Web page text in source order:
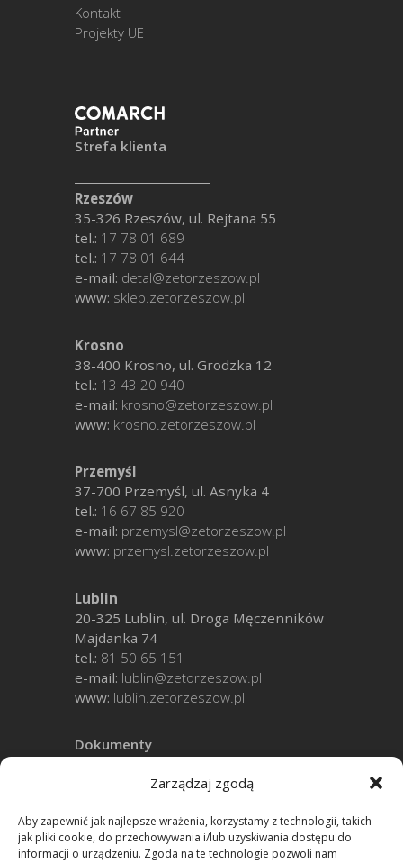
Zarządzaj zgodą
Aby zapewnić jak najlepsze wrażenia, korzystamy z technologii, takich
jak pliki cookie, do przechowywania i/lub uzyskiwania dostępu do
informacji o urządzeniu. Zgoda na te technologie pozwoli nam
Kontakt
Projekty UE
Strefa klienta
Rzeszów
35-326 Rzeszów, ul. Rejtana 55
tel.: 17 78 01 689
tel.: 17 78 01 644
e-mail: detal@zetorzeszow.pl
www: sklep.zetorzeszow.pl
Krosno
38-400 Krosno, ul. Grodzka 12
tel.: 13 43 20 940
e-mail: krosno@zetorzeszow.pl
www: krosno.zetorzeszow.pl
Przemyśl
37-700 Przemyśl, ul. Asnyka 4
tel.: 16 67 85 920
e-mail: przemysl@zetorzeszow.pl
www: przemysl.zetorzeszow.pl
Lublin
20-325 Lublin, ul. Droga Męczenników
Majdanka 74
tel.: 81 50 65 151
e-mail: lublin@zetorzeszow.pl
www: lublin.zetorzeszow.pl
Dokumenty
Polityka prywatności
Media – Aplikacje – Pomoc